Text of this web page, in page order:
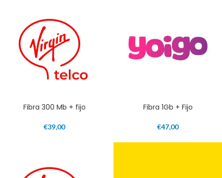
Fibra 300 Mb + fijo
€39,00
Fibra 1Gb + Fijo
€47,00